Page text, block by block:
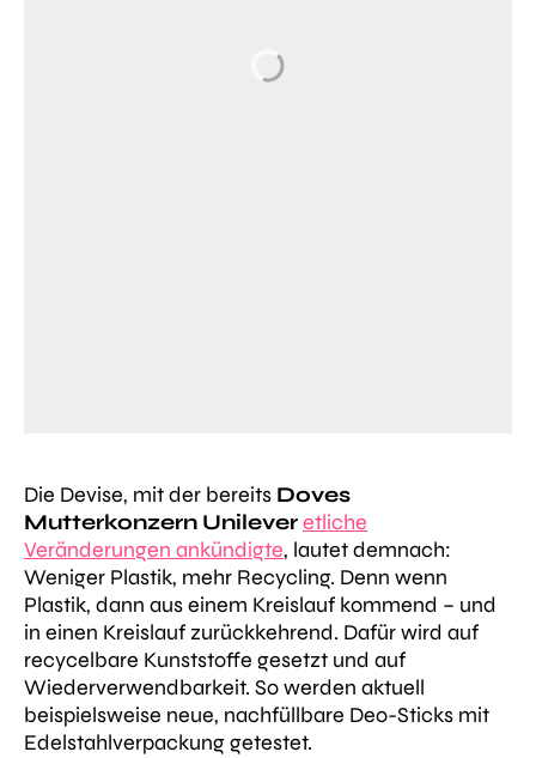
Die Devise, mit der bereits Doves
Mutterkonzern Unileveretliche
Veränderungen ankündigte, lautet demnach:
Weniger Plastik, mehr Recycling. Denn wenn
Plastik, dann aus einem Kreislauf kommend – und
in einen Kreislauf zurückkehrend. Dafür wird auf
recycelbare Kunststoffe gesetzt und auf
Wiederverwendbarkeit. So werden aktuell
beispielsweise neue, nachfüllbare Deo-Sticks mit
Edelstahlverpackung getestet.